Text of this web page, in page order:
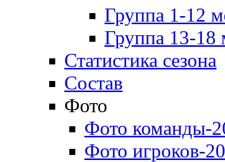
Группа 1-12
Группа 13-18
Статистика сезона
Состав
Фото
Фото команды-
Фото игроков-